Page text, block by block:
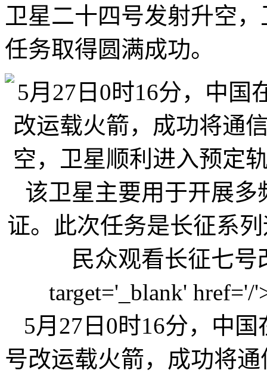
卫星二十四号发射升空
任务取得圆满成功。
5月27日0时16分，中
号改运载火箭，成功将